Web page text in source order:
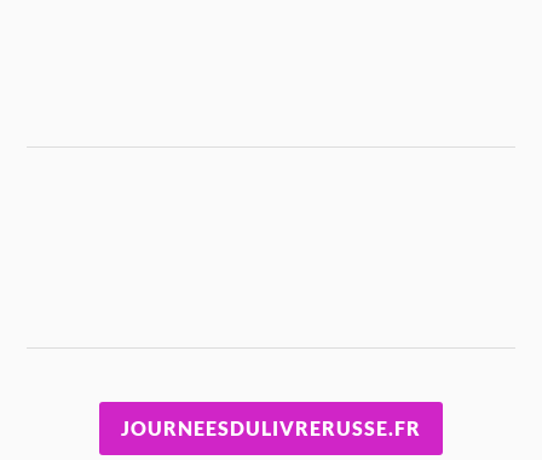
JOURNEESDULIVRERUSSE.FR